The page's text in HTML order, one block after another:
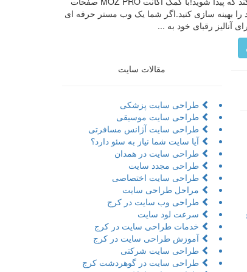
بهینه سازی کنید.اگر شما یک وب مستر حرفه ای
آنالیز رقبای خود به ...
مقالات سایت
طراحی سایت پزشکی
طراحی سایت موسیقی
طراحی سایت آژانس مسافرتی
آیا سایت شما نیاز به سئو دارد؟
طراحی سایت در همدان
طراحی مجدد سایت
طراحی سایت اختصاصی
مراحل طراحی سایت
طراحی وب سایت در کرج
سرعت لود سایت
خدمات طراحی سایت در کرج
آموزش طراحی سایت در کرج
طراحی سایت شرکتی
طراحی سایت در گوهردشت کرج